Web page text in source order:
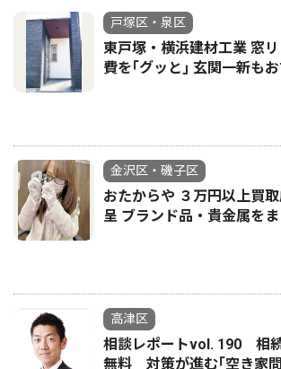
戸塚区・泉区
東戸塚・横浜建材工業 窓
費を｢グッと｣ 玄関一新も
金沢区・磯子区
おたからや ３万円以上買
呈 ブランド品・貴金属を
高津区
相談レポートvol. 190 相
無料 対策が進む｢空き家